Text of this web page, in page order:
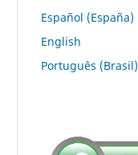
Español (España)
English
Português (Brasil)